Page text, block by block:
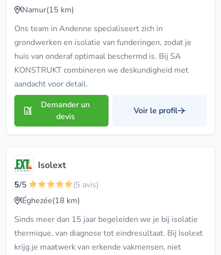
Namur(15 km)
Ons team in Andenne specialiseert zich in
grondwerken en isolatie van funderingen, zodat je
huis van onderaf optimaal beschermd is. Bij SA
KONSTRUKT combineren we deskundigheid met
aandacht voor detail.
Demander un
devis
Voir le profil
Isolext
5/5
(5 avis)
Éghezée(18 km)
Sinds meer dan 15 jaar begeleiden we je bij isolatie
thermique, van diagnose tot eindresultaat. Bij Isolext
krijg je maatwerk van erkende vakmensen, niet